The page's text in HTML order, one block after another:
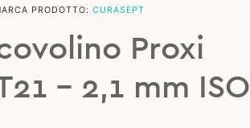
PRODOTTO: CURASEPT
Proxi
– 2,1 mm ISO